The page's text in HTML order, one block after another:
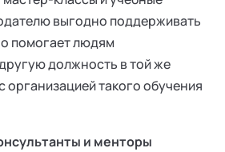
выгодно поддерживать
помогает людям
должность в той же
организацией такого обучения
и менторы